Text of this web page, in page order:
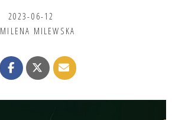
2023-06-12
MILENA MILEWSKA